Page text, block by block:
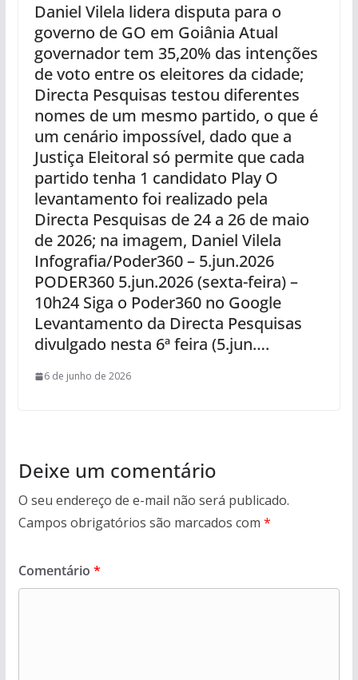
Daniel Vilela lidera disputa para o
governo de GO em Goiânia Atual
governador tem 35,20% das intenções
de voto entre os eleitores da cidade;
Directa Pesquisas testou diferentes
nomes de um mesmo partido, o que é
um cenário impossível, dado que a
Justiça Eleitoral só permite que cada
partido tenha 1 candidato Play O
levantamento foi realizado pela
Directa Pesquisas de 24 a 26 de maio
de 2026; na imagem, Daniel Vilela
Infografia/Poder360 – 5.jun.2026
PODER360 5.jun.2026 (sexta-feira) –
10h24 Siga o Poder360 no Google
Levantamento da Directa Pesquisas
divulgado nesta 6ª feira (5.jun….
6 de junho de 2026
Deixe um comentário
O seu endereço de e-mail não será publicado.
Campos obrigatórios são marcados com *
Comentário *